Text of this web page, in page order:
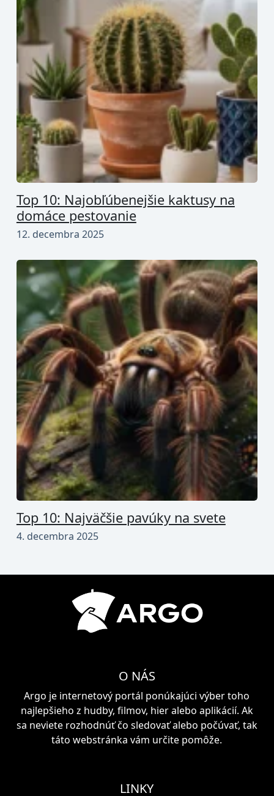
Top 10: Najobľúbenejšie kaktusy na
domáce pestovanie
12. decembra 2025
Top 10: Najväčšie pavúky na svete
4. decembra 2025
O NÁS
Argo je internetový portál ponúkajúci výber toho
najlepšieho z hudby, filmov, hier alebo aplikácií. Ak
sa neviete rozhodnúť čo sledovať alebo počúvať, tak
táto webstránka vám určite pomôže.
LINKY